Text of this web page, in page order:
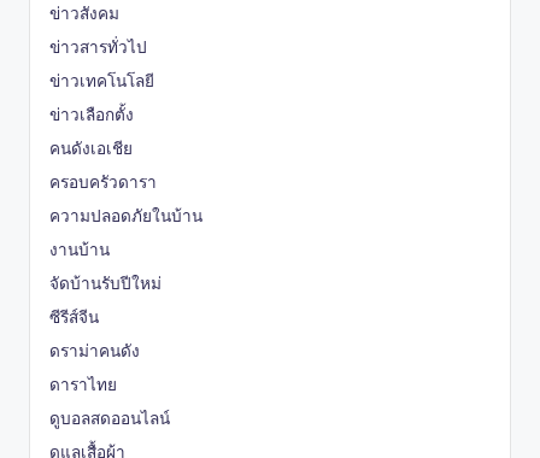
ข่าวสังคม
ข่าวสารทั่วไป
ข่าวเทคโนโลยี
ข่าวเลือกตั้ง
คนดังเอเชีย
ครอบครัวดารา
ความปลอดภัยในบ้าน
งานบ้าน
จัดบ้านรับปีใหม่
ซีรีส์จีน
ดราม่าคนดัง
ดาราไทย
ดูบอลสดออนไลน์
ดูแลเสื้อผ้า